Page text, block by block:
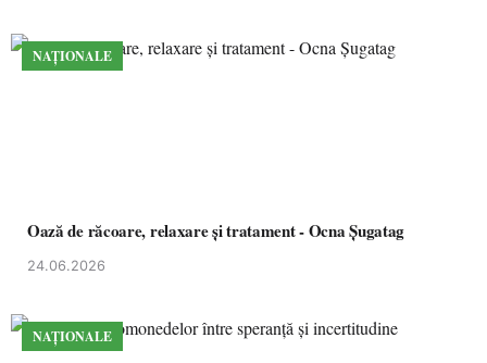
NAȚIONALE
Oază de răcoare, relaxare și tratament - Ocna Șugatag
24.06.2026
NAȚIONALE